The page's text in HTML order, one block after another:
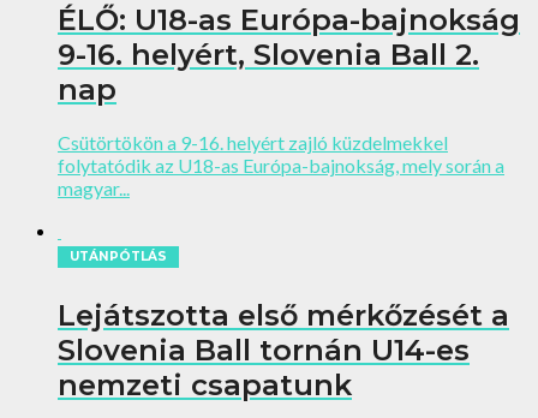
ÉLŐ: U18-as Európa-bajnokság
9-16. helyért, Slovenia Ball 2.
nap
Csütörtökön a 9-16. helyért zajló küzdelmekkel
folytatódik az U18-as Európa-bajnokság, mely során a
magyar...
UTÁNPÓTLÁS
Lejátszotta első mérkőzését a
Slovenia Ball tornán U14-es
nemzeti csapatunk